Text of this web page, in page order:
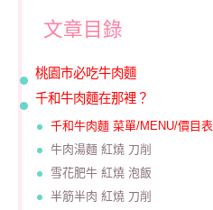
文章目錄
桃園市必吃牛肉麵
千和牛肉麵在那裡？
千和牛肉麵 菜單/MENU/價目表
牛肉湯麵 紅燒 刀削
雪花肥牛 紅燒 泡飯
半筋半肉 紅燒 刀削